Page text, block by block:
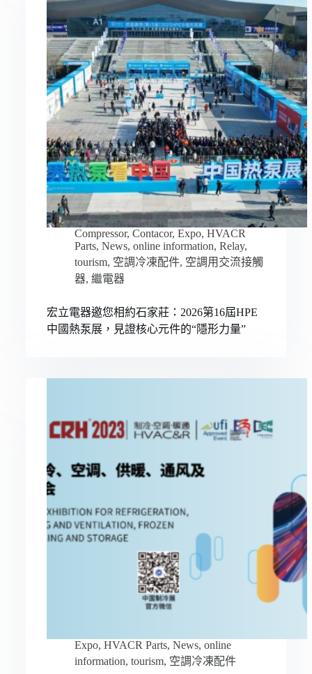
Compressor, Contacor, Expo, HVACR
Parts, News, online information, Relay,
tourism, 空調冷凍配件, 空調用交流接觸
器, 繼電器
宏立電器邀您相約石家莊：2026第16屆HPE
中國熱泵展，見證核心元件的“隱形力量”
Expo, HVACR Parts, News, online
information, tourism, 空調冷凍配件